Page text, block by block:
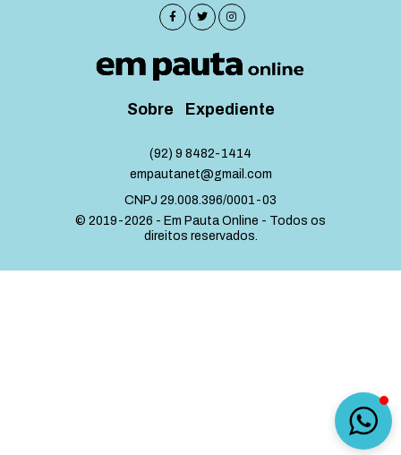
Sobre Expediente
(92) 9 8482-1414
empautanet@gmail.com
CNPJ 29.008.396/0001-03
© 2019-2026 - Em Pauta Online - Todos os
direitos reservados.